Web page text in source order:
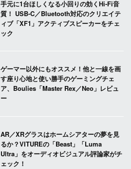
手元に1台ほしくなる小回りの効くHi-Fi音
質！ USB-C／Bluetooth対応のクリエイテ
ィブ「XF1」アクティブスピーカーをチェ
ック
ゲーマー以外にもオススメ！他と一線を画
す座り心地と使い勝手のゲーミングチェ
ア、Boulies「Master Rex／Neo」レビュ
ー
AR／XRグラスはホームシアターの夢を見
るか？VITUREの「Beast」「Luma
Ultra」をオーディオビジュアル評論家がチ
ェック！